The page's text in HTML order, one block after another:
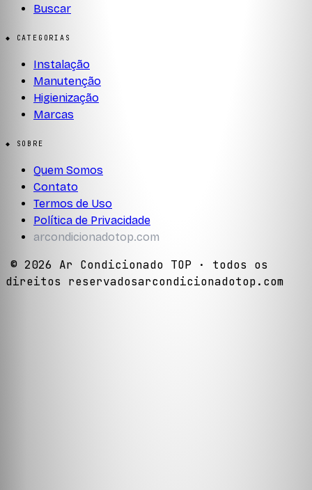
Buscar
◆ CATEGORIAS
Instalação
Manutenção
Higienização
Marcas
◆ SOBRE
Quem Somos
Contato
Termos de Uso
Política de Privacidade
arcondicionadotop.com
© 2026 Ar Condicionado TOP · todos os
direitos reservadosarcondicionadotop.com